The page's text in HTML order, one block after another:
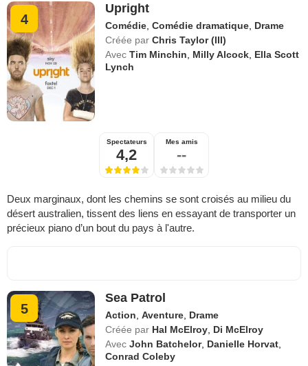
4
Upright
Comédie ,Comédie dramatique Drame
Créée par Chris Taylor (III)
Avec Tim Minchin Milly Alcock Ella Scott
Lynch
Spectateurs
4,2
Mes amis
--
Deux marginaux, dont les chemins se sont croisés au milieu du
désert australien, tissent des liens en essayant de transporter un
précieux piano d’un bout du pays à l'autre.
5
Sea Patrol
Action ,Aventure Drame
Créée par Hal McElroy Di McElroy
Avec John Batchelor, Danielle Horvat
Conrad Coleby